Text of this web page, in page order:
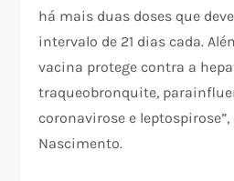
há mais duas doses que
intervalo de 21 dias cada.
vacina protege contra a
traqueobronquite,
coronavirose e leptospirose”,
Nascimento.